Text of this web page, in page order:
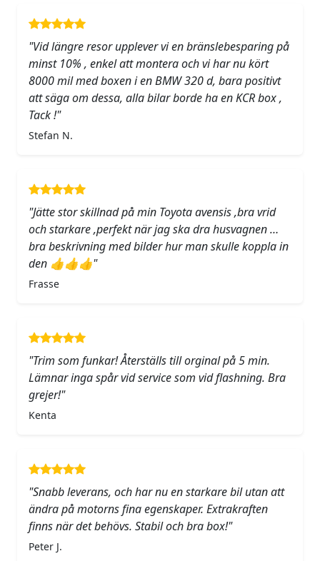
"Vid längre resor upplever vi en bränslebesparing på
minst 10% , enkel att montera och vi har nu kört
8000 mil med boxen i en BMW 320 d, bara positivt
att säga om dessa, alla bilar borde ha en KCR box ,
Tack !"
Stefan N.
"Jätte stor skillnad på min Toyota avensis ,bra vrid
och starkare ,perfekt när jag ska dra husvagnen …
bra beskrivning med bilder hur man skulle koppla in
den 👍👍👍"
Frasse
"Trim som funkar! Återställs till orginal på 5 min.
Lämnar inga spår vid service som vid flashning. Bra
grejer!"
Kenta
"Snabb leverans, och har nu en starkare bil utan att
ändra på motorns fina egenskaper. Extrakraften
finns när det behövs. Stabil och bra box!"
Peter J.